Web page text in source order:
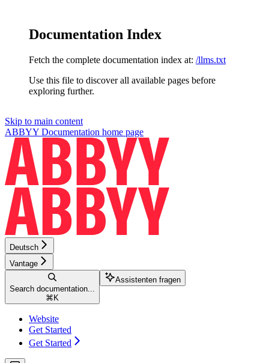
Documentation Index
Fetch the complete documentation index at: /llms.txt
Use this file to discover all available pages before
exploring further.
Skip to main content
ABBYY Documentation home page
Deutsch
Vantage
Search documentation...
⌘ K
Assistenten fragen
Website
Get Started
Get Started